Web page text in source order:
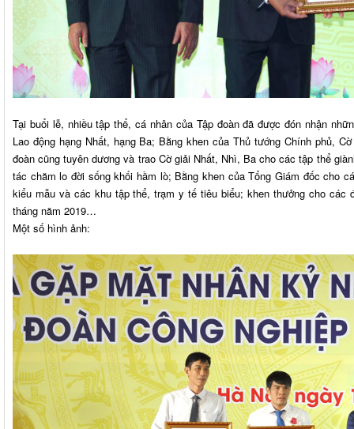
Tại buổi lễ, nhiều tập thể, cá nhân của Tập đoàn đã được đón nhận
Lao động hạng Nhất, hạng Ba; Bằng khen của Thủ tướng Chính phủ,
đoàn cũng tuyên dương và trao Cờ giải Nhất, Nhì, Ba cho các tập thể
tác chăm lo đời sống khối hầm lò; Bằng khen của Tổng Giám đốc cho
kiểu mẫu và các khu tập thể, trạm y tế tiêu biểu; khen thưởng cho các
tháng năm 2019…
Một số hình ảnh: